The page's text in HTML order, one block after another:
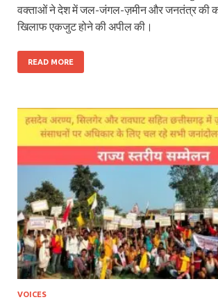
वक्ताओं ने देश में जल-जंगल-ज़मीन और जनतंत्र की
खिलाफ एकजुट होने की अपील की।
READ MORE
VOICES